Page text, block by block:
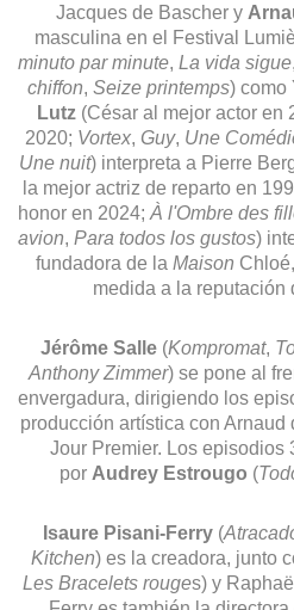
Jacques de Bascher y
masculina en el Festival
minuto par minute, La vida sigue,
chiffon, Seize printemps) como
Lutz (César al mejor actor en
2020; Vortex, Guy, Une
Une nuit) interpreta a Pierre
la mejor actriz de reparto en
honor en 2024; À l'Ombre des
avion, Para todos los gustos)
fundadora de la Maison
medida a la reputación
Jérôme Salle (Kompromat,
Anthony Zimmer) se pone al
envergadura, dirigiendo los
producción artística con Arnaud
Jour Premier. Los episodios
por Audrey Estrougo (
Isaure Pisani-Ferry (
Kitchen) es la creadora, junto
Les Bracelets rouges) y